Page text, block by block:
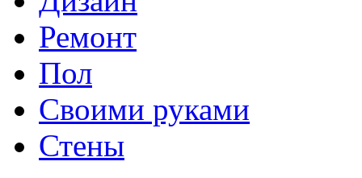
Ремонт
Пол
Своими руками
Стены